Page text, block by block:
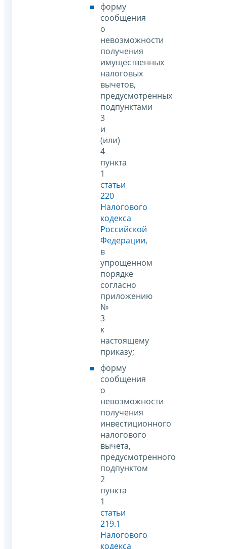
форму
сообщения
о
невозможности
получения
имущественных
налоговых
вычетов,
предусмотренных
подпунктами
3
и
(или)
4
пункта
1
статьи
220
Налогового
кодекса
Российской
Федерации,
в
упрощенном
порядке
согласно
приложению
№
3
к
настоящему
приказу;
форму
сообщения
о
невозможности
получения
инвестиционного
налогового
вычета,
предусмотренного
подпунктом
2
пункта
1
статьи
219.1
Налогового
кодекса